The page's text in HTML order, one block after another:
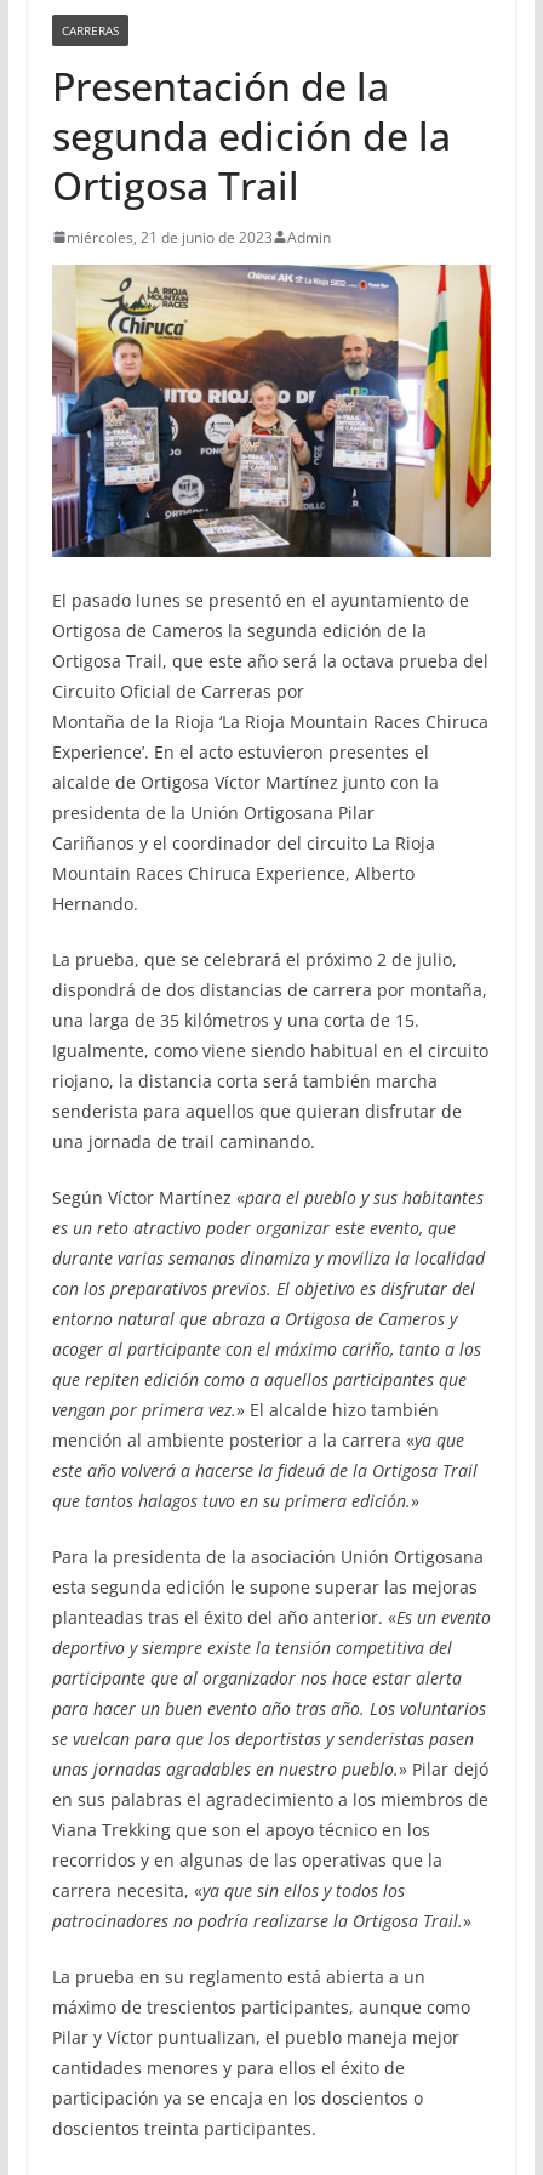
CARRERAS
Presentación de la
segunda edición de la
Ortigosa Trail
miércoles, 21 de junio de 2023 Admin
El pasado lunes se presentó en el ayuntamiento de
Ortigosa de Cameros la segunda edición de la
Ortigosa Trail, que este año será la octava prueba del
Circuito Oficial de Carreras por
Montaña de la Rioja ‘La Rioja Mountain Races Chiruca
Experience’. En el acto estuvieron presentes el
alcalde de Ortigosa Víctor Martínez junto con la
presidenta de la Unión Ortigosana Pilar
Cariñanos y el coordinador del circuito La Rioja
Mountain Races Chiruca Experience, Alberto
Hernando.
La prueba, que se celebrará el próximo 2 de julio,
dispondrá de dos distancias de carrera por montaña,
una larga de 35 kilómetros y una corta de 15.
Igualmente, como viene siendo habitual en el circuito
riojano, la distancia corta será también marcha
senderista para aquellos que quieran disfrutar de
una jornada de trail caminando.
Según Víctor Martínez «para el pueblo y sus habitantes
es un reto atractivo poder organizar este evento, que
durante varias semanas dinamiza y moviliza la localidad
con los preparativos previos. El objetivo es disfrutar del
entorno natural que abraza a Ortigosa de Cameros y
acoger al participante con el máximo cariño, tanto a los
que repiten edición como a aquellos participantes que
vengan por primera vez.» El alcalde hizo también
mención al ambiente posterior a la carrera «ya que
este año volverá a hacerse la fideuá de la Ortigosa Trail
que tantos halagos tuvo en su primera edición.»
Para la presidenta de la asociación Unión Ortigosana
esta segunda edición le supone superar las mejoras
planteadas tras el éxito del año anterior. «Es un evento
deportivo y siempre existe la tensión competitiva del
participante que al organizador nos hace estar alerta
para hacer un buen evento año tras año. Los voluntarios
se vuelcan para que los deportistas y senderistas pasen
unas jornadas agradables en nuestro pueblo.» Pilar dejó
en sus palabras el agradecimiento a los miembros de
Viana Trekking que son el apoyo técnico en los
recorridos y en algunas de las operativas que la
carrera necesita, «ya que sin ellos y todos los
patrocinadores no podría realizarse la Ortigosa Trail.»
La prueba en su reglamento está abierta a un
máximo de trescientos participantes, aunque como
Pilar y Víctor puntualizan, el pueblo maneja mejor
cantidades menores y para ellos el éxito de
participación ya se encaja en los doscientos o
doscientos treinta participantes.